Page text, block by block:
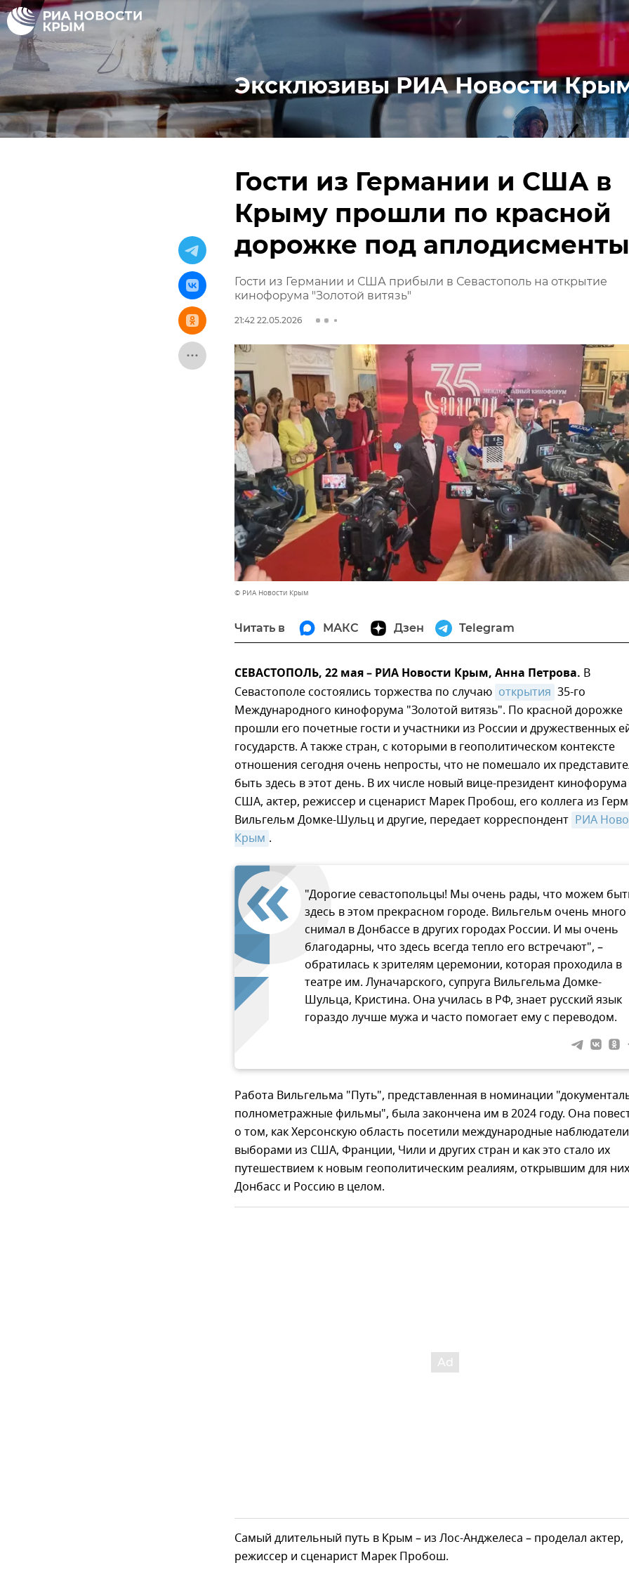
Эксклюзивы РИА Новости
Гости из Германии и США в
Крыму прошли по красной
дорожке под аплодисменты
Гости из Германии и США прибыли в Севастополь на открытие
кинофорума "Золотой витязь"
21:42 22.05.2026
© РИА Новости Крым
Читать в МАКС Дзен Telegram
СЕВАСТОПОЛЬ, 22 мая – РИА Новости Крым, Анна Петрова. В
Севастополе состоялись торжества по случаю открытия 35-го
Международного кинофорума "Золотой витязь". По красной дорожке
прошли его почетные гости и участники из России и дружественных
государств. А также стран, с которыми в геополитическом контексте
отношения сегодня очень непросты, что не помешало их
быть здесь в этот день. В их числе новый вице-президент
США, актер, режиссер и сценарист Марек Пробош, его коллега из
Вильгельм Домке-Шульц и другие, передает корреспондент РИА
Крым .
"Дорогие севастопольцы! Мы очень рады, что можем
здесь в этом прекрасном городе. Вильгельм очень много
снимал в Донбассе в других городах России. И мы очень
благодарны, что здесь всегда тепло его встречают", –
обратилась к зрителям церемонии, которая проходила в
театре им. Луначарского, супруга Вильгельма Домке-
Шульца, Кристина. Она училась в РФ, знает русский язык
гораздо лучше мужа и часто помогает ему с переводом.
Работа Вильгельма "Путь", представленная в номинации
полнометражные фильмы", была закончена им в 2024 году. Она
о том, как Херсонскую область посетили международные
выборами из США, Франции, Чили и других стран и как это стало их
путешествием к новым геополитическим реалиям, открывшим для них
Донбасс и Россию в целом.
Самый длительный путь в Крым – из Лос-Анджелеса – проделал актер,
режиссер и сценарист Марек Пробош.